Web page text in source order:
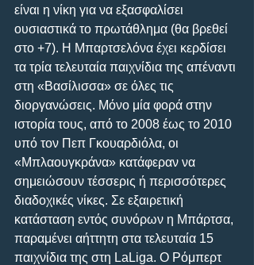
είναι η νίκη για να εξασφαλίσει
ουσιαστικά το πρωτάθλημα (θα βρεθεί
στο +7). Η Μπαρτσελόνα έχει κερδίσει
τα τρία τελευταία παιχνίδια της απέναντι
στη «Βασίλισσα» σε όλες τις
διοργανώσεις. Μόνο μία φορά στην
ιστορία τους, από το 2008 έως το 2010
υπό τον Πεπ Γκουαρδιόλα, οι
«Μπλαουγκράνα» κατάφεραν να
σημειώσουν τέσσερις ή περισσότερες
διαδοχικές νίκες. Σε εξαιρετική
κατάσταση εντός συνόρων η Μπάρτσα,
παραμένει αήττητη στα τελευταία 15
παιχνίδια της στη LaLiga. Ο Ρόμπερτ